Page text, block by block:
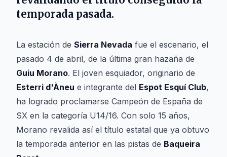
temporada pasada.
La estación de Sierra Nevada fue el escenario, el
pasado 4 de abril, de la última gran hazaña de
Guiu Morano. El joven esquiador, originario de
Esterri d'Àneu e integrante del Espot Esquí Club,
ha logrado proclamarse Campeón de España de
SX en la categoría U14/16. Con solo 15 años,
Morano revalida así el título estatal que ya obtuvo
la temporada anterior en las pistas de Baqueira